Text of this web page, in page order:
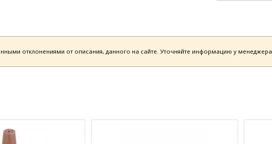
отклонениями от описания, данного на сайте. Уточняйте информацию у менеджера.